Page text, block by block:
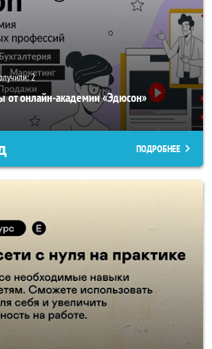
2
от онлайн-академии «Эдюсон»
ПОДРОБНЕЕ